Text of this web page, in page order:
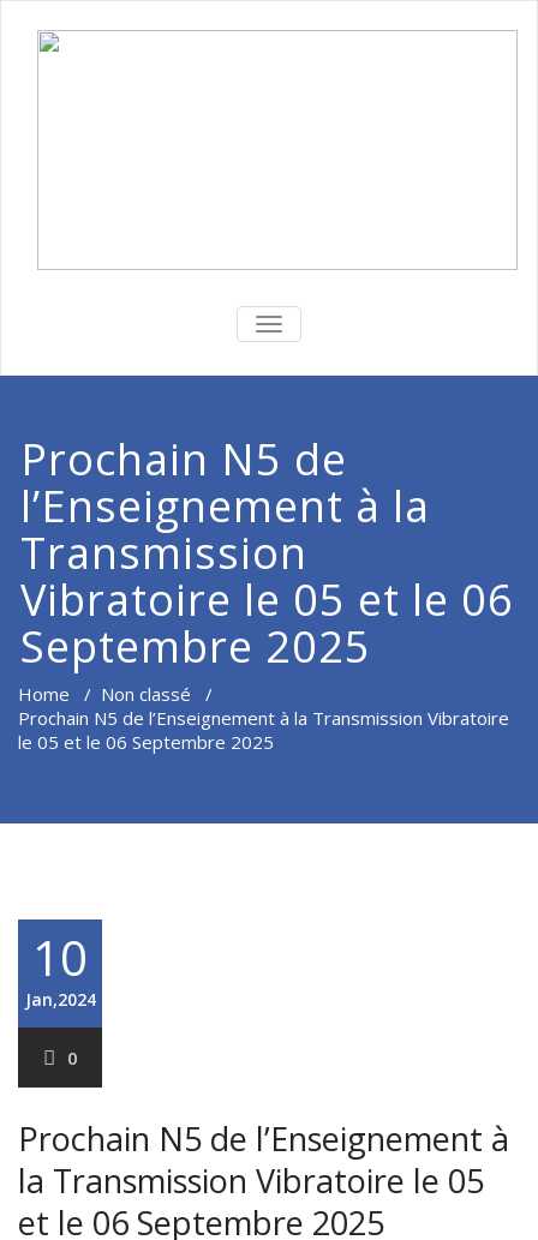
BASCULER
LA
Prochain N5 de
l’Enseignement à la
Transmission
Vibratoire le 05 et le 06
Septembre 2025
Home / Non classé /
Prochain N5 de l’Enseignement à la Transmission Vibratoire
le 05 et le 06 Septembre 2025
10
Jan,2024
0
Prochain N5 de l’Enseignement à
la Transmission Vibratoire le 05
et le 06 Septembre 2025